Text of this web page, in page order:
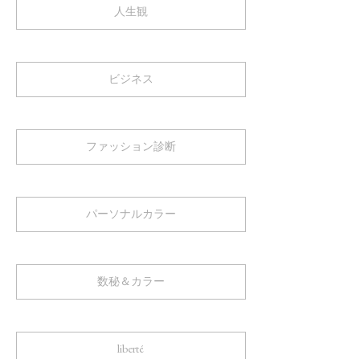
人生観
ビジネス
ファッション診断
パーソナルカラー
数秘＆カラー
liberté